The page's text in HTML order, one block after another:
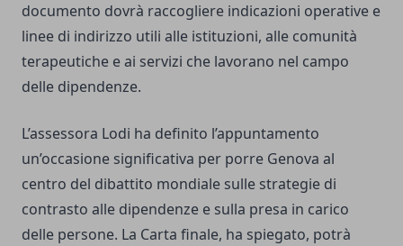
documento dovrà raccogliere indicazioni operative e
linee di indirizzo utili alle istituzioni, alle comunità
terapeutiche e ai servizi che lavorano nel campo
delle dipendenze.
L’assessora Lodi ha definito l’appuntamento
un’occasione significativa per porre Genova al
centro del dibattito mondiale sulle strategie di
contrasto alle dipendenze e sulla presa in carico
delle persone. La Carta finale, ha spiegato, potrà